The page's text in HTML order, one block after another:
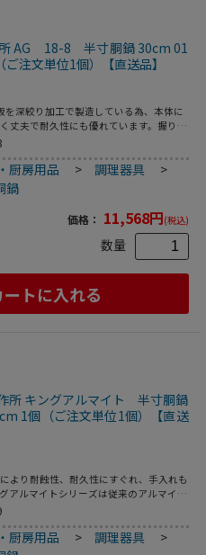
AG 18-8 半寸胴鍋 30cm 01
注文単位1個）【直送品】
を深絞り加工で製造している為、本体に
丈夫で耐久性にも優れています。握りや
は本体の縁に引掛ける金具付き。●容
厨房用品 >調理器具
>
鍋
価格： 11,568円(税込)
数量
ートに入れる
所 キングアルマイト 半寸胴鍋
1個（ご注文単位1個）【直送
より耐蝕性、耐久性にすぐれ、手入れも
アルマイトシリーズは従来のアルマイト
地に直接アルマイト皮膜を施すだけでは
で鍋の表面を保護します。●アルミニウ
と、表面に薄い酸化皮膜をつくります。
厨房用品 >調理器具
>